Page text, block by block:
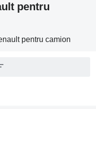
pentru
pentru camion